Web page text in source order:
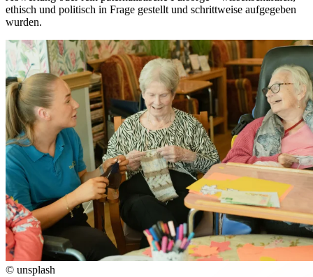
ethisch und politisch in Frage gestellt und schrittweise aufgegeben
wurden.
© unsplash